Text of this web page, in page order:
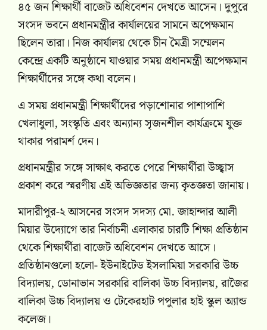
৪৫ জন শিক্ষার্থী বাজেট অধিবেশন দেখতে আসেন। দুপুরে
সংসদ ভবনে প্রধানমন্ত্রীর কার্যালয়ের সামনে অপেক্ষমান
ছিলেন তারা। নিজ কার্যালয় থেকে চীন মৈত্রী সম্মেলন
কেন্দ্রে একটি অনুষ্ঠানে যাওয়ার সময় প্রধানমন্ত্রী অপেক্ষমান
শিক্ষার্থীদের সঙ্গে কথা বলেন।
এ সময় প্রধানমন্ত্রী শিক্ষার্থীদের পড়াশোনার পাশাপাশি
খেলাধুলা, সংস্কৃতি এবং অন্যান্য সৃজনশীল কার্যক্রমে যুক্ত
থাকার পরামর্শ দেন।
প্রধানমন্ত্রীর সঙ্গে সাক্ষাৎ করতে পেরে শিক্ষার্থীরা উচ্ছ্বাস
প্রকাশ করে স্মরণীয় এই অভিজ্ঞতার জন্য কৃতজ্ঞতা জানায়।
মাদারীপুর-২ আসনের সংসদ সদস্য মো. জাহান্দার আলী
মিয়ার উদ্যোগে তার নির্বাচনী এলাকার চারটি শিক্ষা প্রতিষ্ঠান
থেকে শিক্ষার্থীরা বাজেট অধিবেশন দেখতে আসে।
প্রতিষ্ঠানগুলো হলো- ইউনাইটেড ইসলামিয়া সরকারি উচ্চ
বিদ্যালয়, ডোনাভান সরকারি বালিকা উচ্চ বিদ্যালয়, রাজৈর
বালিকা উচ্চ বিদ্যালয় ও টেকেরহাট পপুলার হাই স্কুল অ্যান্ড
কলেজ।